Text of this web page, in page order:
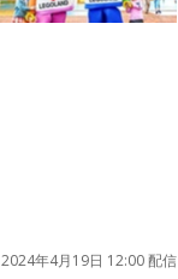
2024年4月19日 12:00 配信